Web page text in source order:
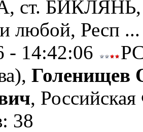
ст. БИКЛЯНЬ,
любой, Респ
- 14:42:06
Голенищев
,
38